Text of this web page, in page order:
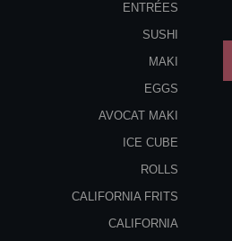
ENTRÉES
SUSHI
MAKI
EGGS
AVOCAT MAKI
ICE CUBE
ROLLS
CALIFORNIA FRITS
CALIFORNIA